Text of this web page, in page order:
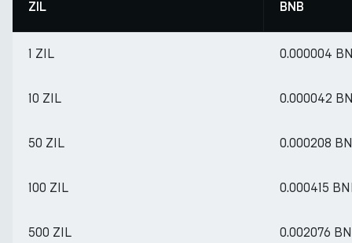
ZIL BNB
1 ZIL 0.000004
10 ZIL 0.000042
50 ZIL 0.000208
100 ZIL 0.000415
500 ZIL 0.002076